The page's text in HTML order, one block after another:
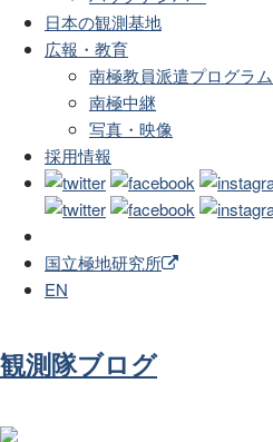
日本の観測基地
広報・教育
南極教員派遣プログラム
南極中継
写真・映像
採用情報
国立極地研究所
EN
観測隊ブログ